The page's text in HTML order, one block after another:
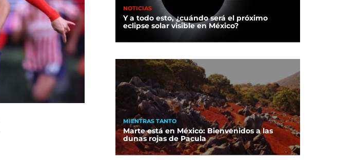
NOTICIAS
Y a todo esto, ¿cuándo será el próximo
eclipse solar visible en México?
MIENTRAS TANTO
Marte está en México: Bienvenidos a las
dunas rojas de Pacula